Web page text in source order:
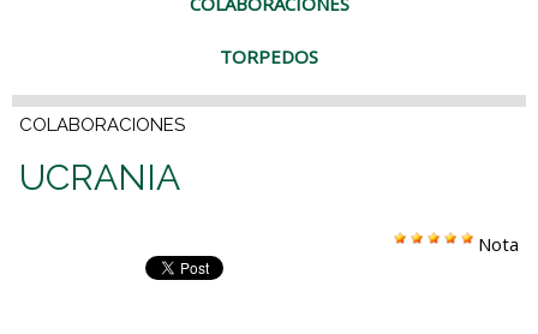
TORPEDOS
COLABORACIONES
UCRANIA
Nota